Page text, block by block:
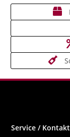
Service / Kontakt